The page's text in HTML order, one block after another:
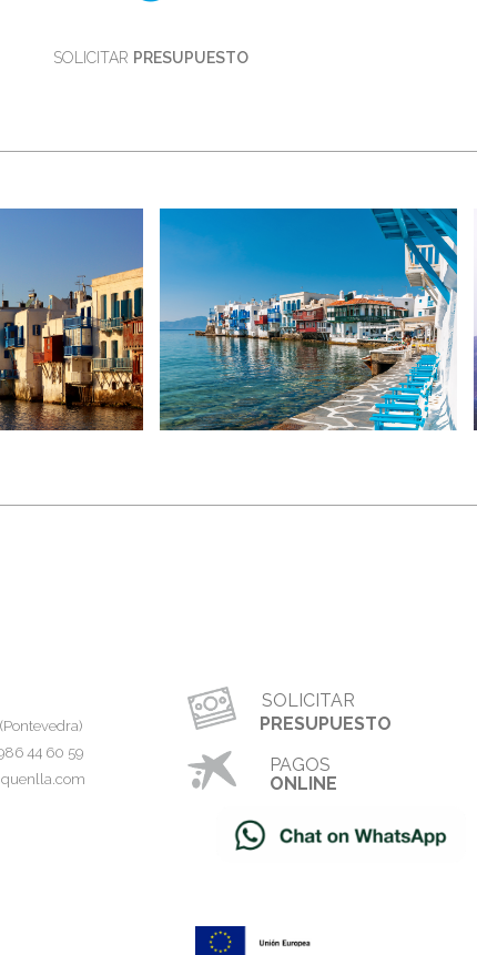
SOLICITAR PRESUPUESTO
44 60 59
SOLICITAR
PRESUPUESTO
PAGOS
ONLINE